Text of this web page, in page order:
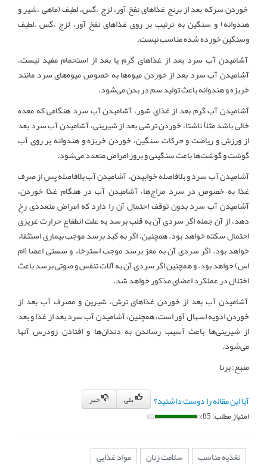
خوردن سرکه بعد از برنج غذاهای نفخ آور، لزج ،گس، لطیف (ماهی ،شیر و
هندوانه) و سنگین به ترتیب بر روی غذاهای نفخ آور، لزج ،گس ،لطیف
وسنگین خورده شده مناسب نیست.
آشامیدن آب سرد بعد از غذاهای گرم یا بعد از استحمام مفید نیست،
آشامیدن آب سرد بعد از خوردن میوه‌ها به خصوص میوه‌های سرد مانند
خربزه و هندوانه باعث تولید سم در بدن می‌شود.
آشامیدن آب گرم بعد از غذای شور، آشامیدن آب سرد هنگامی که معده
خالی باشد مثلاً ناشتا، خوردن ترشی بعد از شیرینی، آشامیدن آب سرد بعد
از ورزش و ریاضت و حرکات سنگین، خوردن خربزه و هندوانه بر روی آب
گوشت و گوشت‌ها باعث سنگینی و بروز امراض متعدد می‌شود.
آشامیدن آب سرد و بلافاصله خوابیدن، آشامیدن آب بلافاصله پس از صرف
غذا به خصوص در سرد مزاج‌ها، آشامیدن آب در هنگام غذا خوردن،
آشامیدن آب سرد بدون توقف احتمال آن را دارد که امراض متعددی رخ
دهد، از آن جمله اگر سردی آن به قلب برسد به علت انطفاع حرارت غریزی
احتمال سکته خواهد بود. همچنین، اگر به کبد برسد موجب بیماری استثقاء
خواهد بود. اگر سردی آن به مغز برسد موجب استرخاء و سستی اعضا (ام
اس) خواهد بود. و همچنین اگر سردی آن به آلات تنفس و صوتی برسد باعث
اختلال در عملکرد اعضای مذکور خواهد شد.
آشامیدن آب بعد از خوردن غذاهای ترش، شیرین و مصرف آب بعد از
خوردن ادویه اسهال آور است، همچنین، آشامیدن آب سرد بعد از غذا و بعد
از شیرینی‌ها باعث آسیب رساندن به دندان‌ها و افتادن زودرس آنها
می‌شود.
منبع: برنا
آیا این مقاله را دوست داشتید؟
امتیاز مطلب: 85%
تغذیه مناسب سلامت زنان مواد غذایی